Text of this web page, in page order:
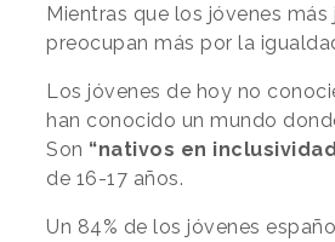
Mientras que los jóvenes
preocupan más por la
Los jóvenes de hoy no
han conocido un mundo
Son “nativos en
de 16-17 años.
Un 84% de los jóvenes